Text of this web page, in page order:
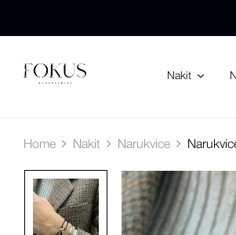
Nakit
Home Nakit Narukvice